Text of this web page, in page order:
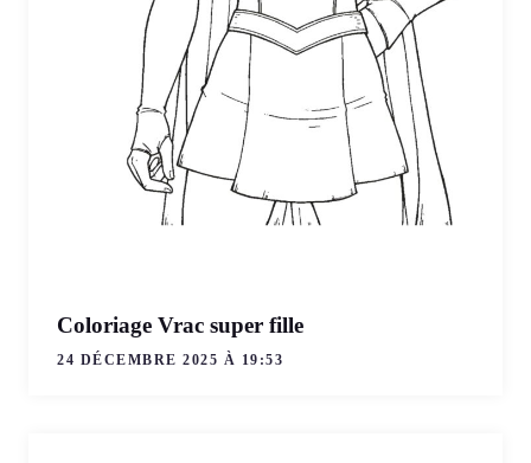
Coloriage Vrac super fille
24 DÉCEMBRE 2025 À 19:53